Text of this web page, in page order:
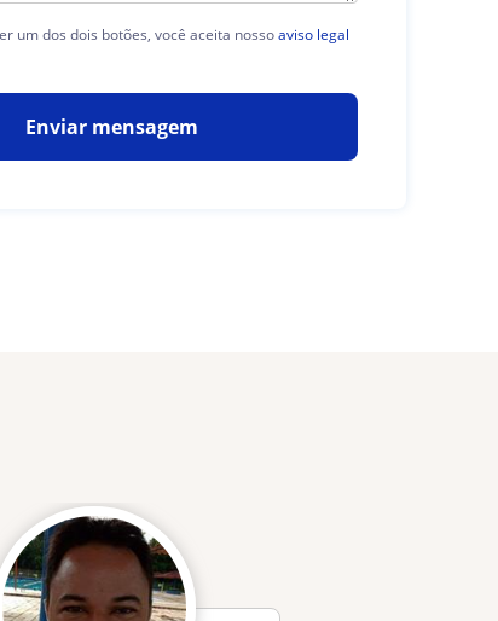
um dos dois botões, você aceita nossoaviso legal
Enviar mensagem